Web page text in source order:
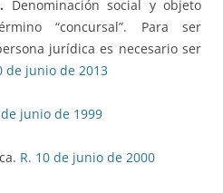
Denominación social y objeto
“concursal”. Para ser
jurídica es necesario ser
de junio de 2013
de junio de 1999
R. 10 de junio de 2000